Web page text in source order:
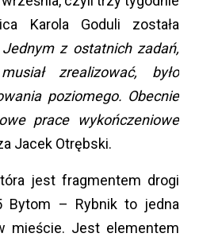
Karola Goduli została
Jednym z ostatnich zadań,
zrealizować, było
poziomego. Obecnie
prace wykończeniowe
Jacek Otrębski.
jest fragmentem drogi
Bytom – Rybnik to jedna
mieście. Jest elementem